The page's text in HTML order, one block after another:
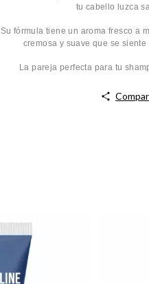
tu cabello luzca
Su fórmula tiene un aroma fresco a
cremosa y suave que se siente
La pareja perfecta para tu